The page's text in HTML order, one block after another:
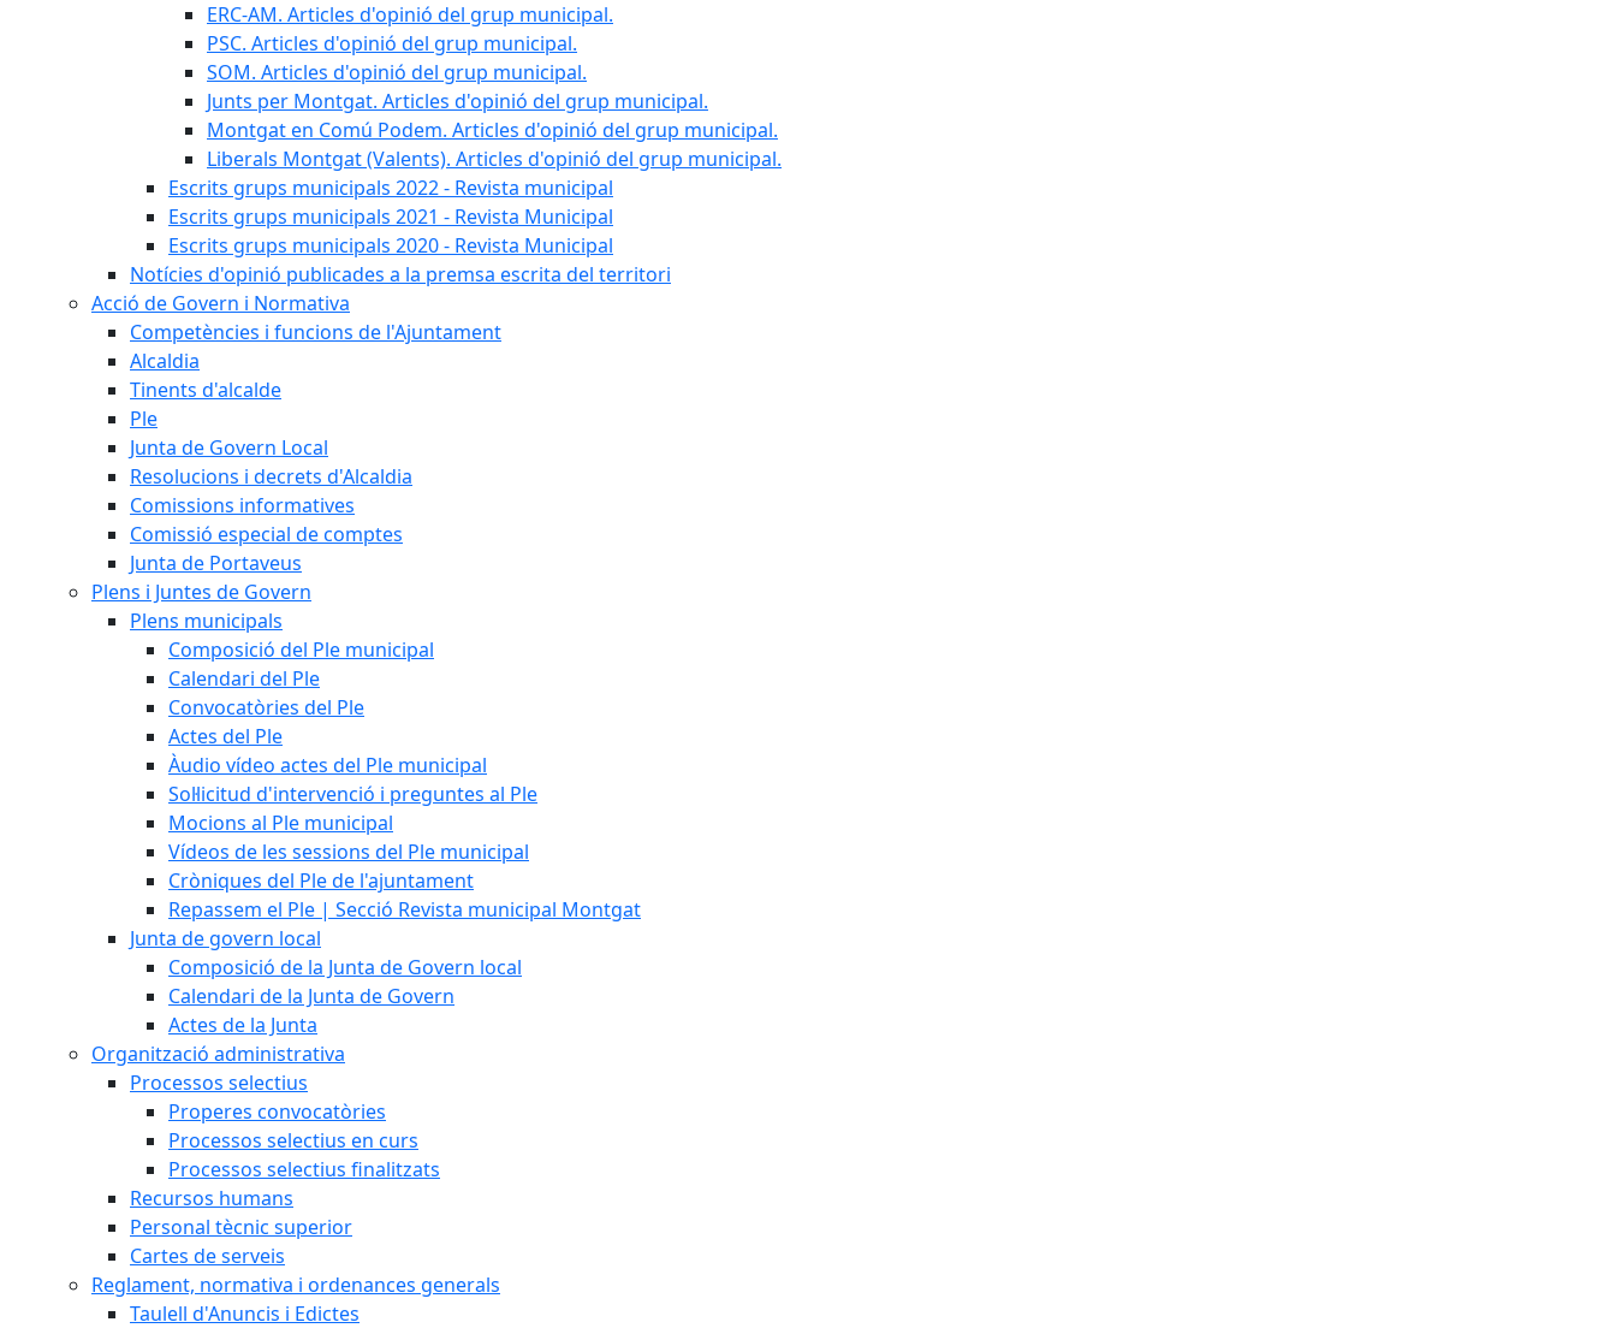
ERC-AM. Articles d'opinió del grup municipal.
PSC. Articles d'opinió del grup municipal.
SOM. Articles d'opinió del grup municipal.
Junts per Montgat. Articles d'opinió del grup municipal.
Montgat en Comú Podem. Articles d'opinió del grup municipal.
Liberals Montgat (Valents). Articles d'opinió del grup municipal.
Escrits grups municipals 2022 - Revista municipal
Escrits grups municipals 2021 - Revista Municipal
Escrits grups municipals 2020 - Revista Municipal
Notícies d'opinió publicades a la premsa escrita del territori
Acció de Govern i Normativa
Competències i funcions de l'Ajuntament
Alcaldia
Tinents d'alcalde
Ple
Junta de Govern Local
Resolucions i decrets d'Alcaldia
Comissions informatives
Comissió especial de comptes
Junta de Portaveus
Plens i Juntes de Govern
Plens municipals
Composició del Ple municipal
Calendari del Ple
Convocatòries del Ple
Actes del Ple
Àudio vídeo actes del Ple municipal
Sol·licitud d'intervenció i preguntes al Ple
Mocions al Ple municipal
Vídeos de les sessions del Ple municipal
Cròniques del Ple de l'ajuntament
Repassem el Ple | Secció Revista municipal Montgat
Junta de govern local
Composició de la Junta de Govern local
Calendari de la Junta de Govern
Actes de la Junta
Organització administrativa
Processos selectius
Properes convocatòries
Processos selectius en curs
Processos selectius finalitzats
Recursos humans
Personal tècnic superior
Cartes de serveis
Reglament, normativa i ordenances generals
Taulell d'Anuncis i Edictes